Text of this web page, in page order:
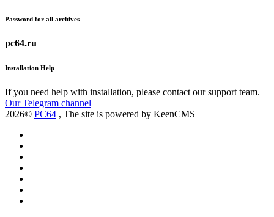
Password for all archives
pc64.ru
Installation Help
If you need help with installation, please contact our support team.
Our Telegram channel
2026© PC64 , The site is powered by KeenCMS